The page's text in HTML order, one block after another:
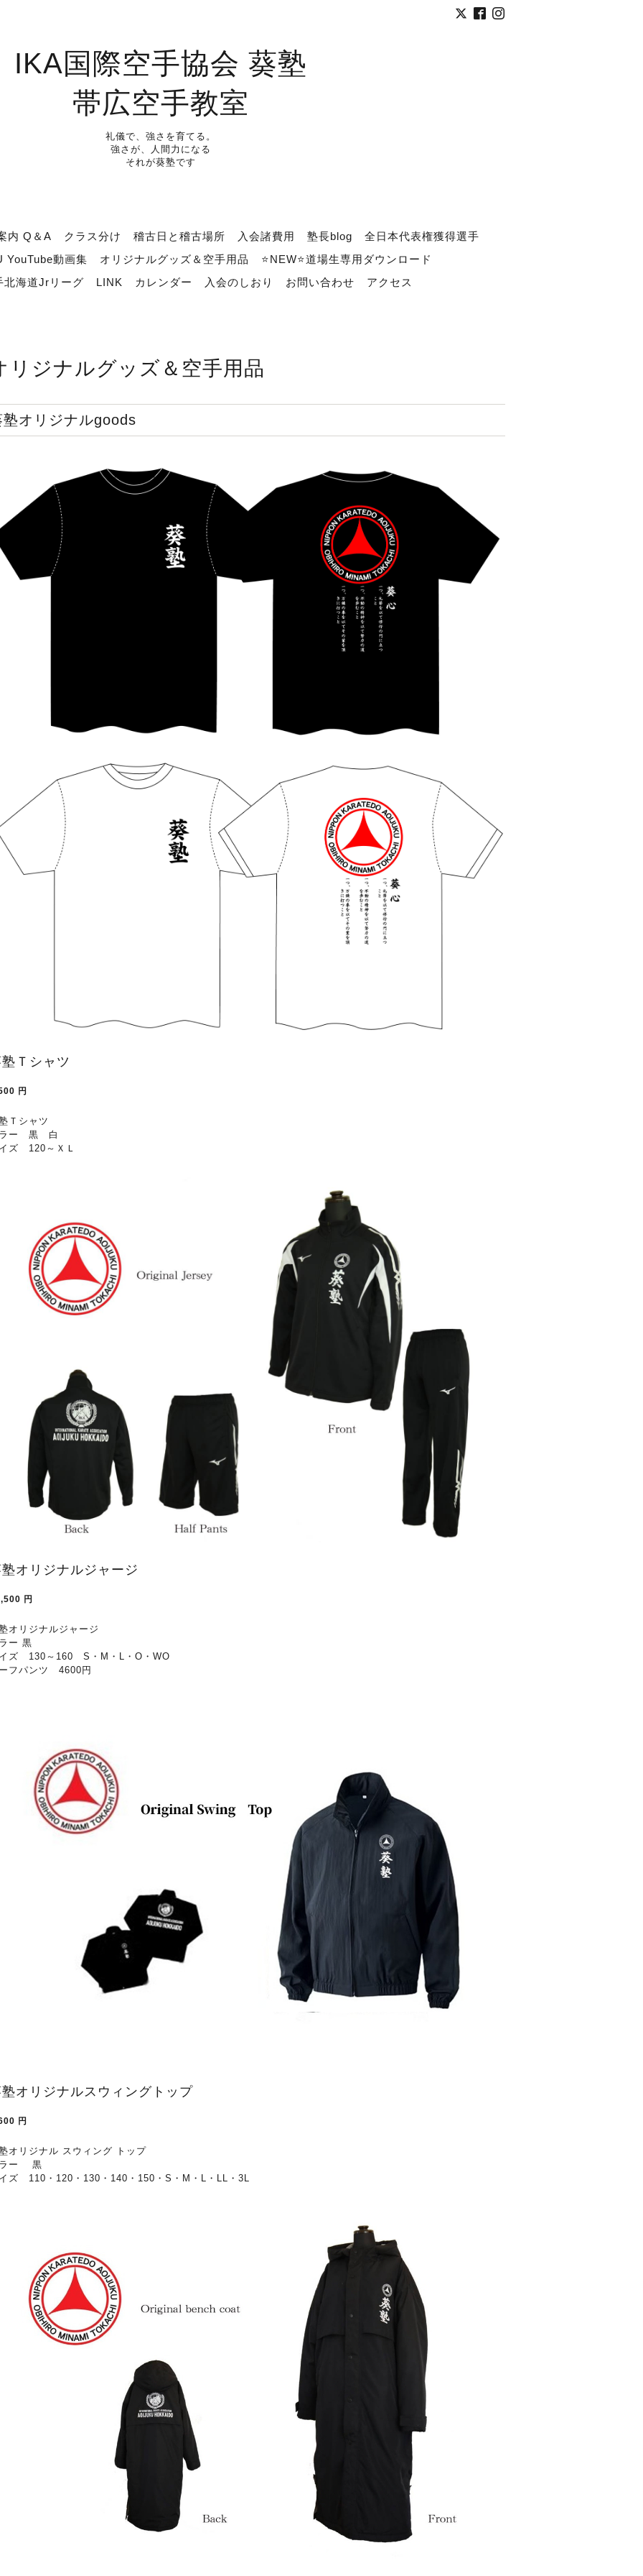
IKA国際空手協会 葵塾
帯広空手教室
礼儀で、強さを育てる。
強さが、人間力になる
それが葵塾です
内 Q＆A クラス分け 稽古日と稽古場所 入会諸費用 塾長blog
全日本代表権獲得選手
YouTube動画集
オリジナルグッズ＆空手用品
⭐NEW⭐道場生専用ダウンロード
北海道Jrリーグ
LINK カレンダー 入会のしおり お問い合わせ アクセス
リジナルグッズ＆空手用品
塾オリジナルgoods
Ｔシャツ
円
Ｔシャツ
ー 黒 白
ズ 120～ＸＬ
オリジナルジャージ
円
オリジナルジャージ
ー 黒
ズ 130～160 S・M・L・O・WO
フパンツ 4600円
オリジナルスウィングトップ
円
オリジナル スウィング トップ
ー 黒
ズ 110・120・130・140・150・S・M・L・LL・3L